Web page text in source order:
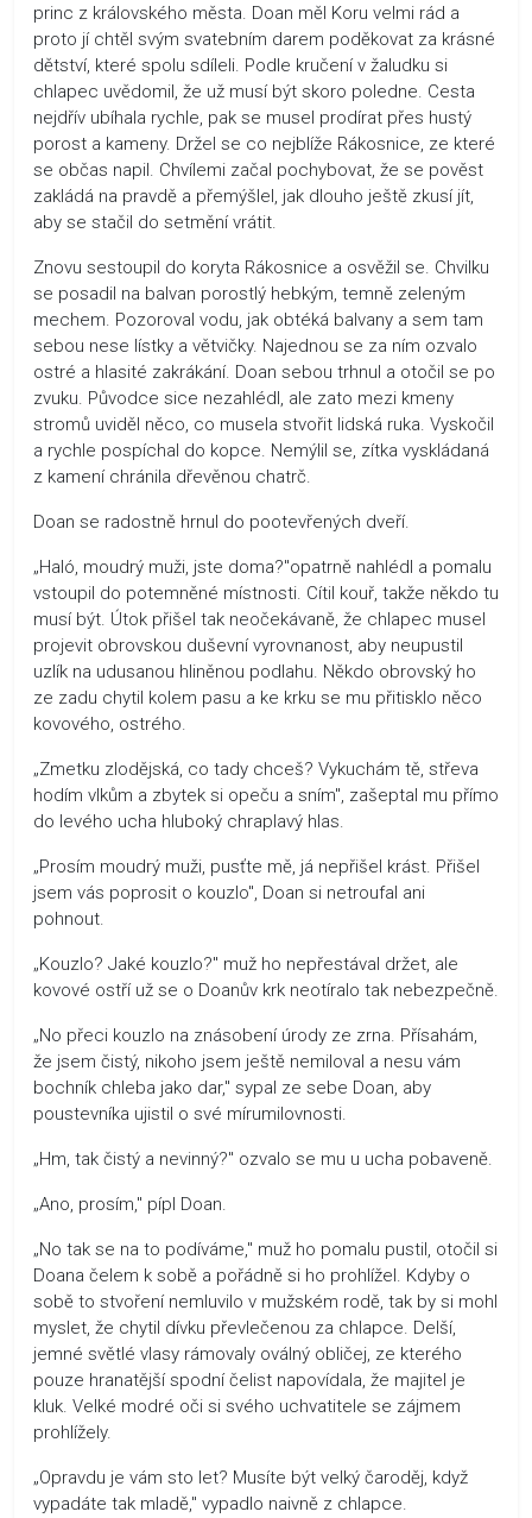
princ z královského města. Doan měl Koru velmi rád a
proto jí chtěl svým svatebním darem poděkovat za krásné
dětství, které spolu sdíleli. Podle kručení v žaludku si
chlapec uvědomil, že už musí být skoro poledne. Cesta
nejdřív ubíhala rychle, pak se musel prodírat přes hustý
porost a kameny. Držel se co nejblíže Rákosnice, ze které
se občas napil. Chvílemi začal pochybovat, že se pověst
zakládá na pravdě a přemýšlel, jak dlouho ještě zkusí jít,
aby se stačil do setmění vrátit.
Znovu sestoupil do koryta Rákosnice a osvěžil se. Chvilku
se posadil na balvan porostlý hebkým, temně zeleným
mechem. Pozoroval vodu, jak obtéká balvany a sem tam
sebou nese lístky a větvičky. Najednou se za ním ozvalo
ostré a hlasité zakrákání. Doan sebou trhnul a otočil se po
zvuku. Původce sice nezahlédl, ale zato mezi kmeny
stromů uviděl něco, co musela stvořit lidská ruka. Vyskočil
a rychle pospíchal do kopce. Nemýlil se, zítka vyskládaná
z kamení chránila dřevěnou chatrč.
Doan se radostně hrnul do pootevřených dveří.
„Haló, moudrý muži, jste doma?"opatrně nahlédl a pomalu
vstoupil do potemněné místnosti. Cítil kouř, takže někdo tu
musí být. Útok přišel tak neočekávaně, že chlapec musel
projevit obrovskou duševní vyrovnanost, aby neupustil
uzlík na udusanou hliněnou podlahu. Někdo obrovský ho
ze zadu chytil kolem pasu a ke krku se mu přitisklo něco
kovového, ostrého.
„Zmetku zlodějská, co tady chceš? Vykuchám tě, střeva
hodím vlkům a zbytek si opeču a sním", zašeptal mu přímo
do levého ucha hluboký chraplavý hlas.
„Prosím moudrý muži, pusťte mě, já nepřišel krást. Přišel
jsem vás poprosit o kouzlo", Doan si netroufal ani
pohnout.
„Kouzlo? Jaké kouzlo?" muž ho nepřestával držet, ale
kovové ostří už se o Doanův krk neotíralo tak nebezpečně.
„No přeci kouzlo na znásobení úrody ze zrna. Přísahám,
že jsem čistý, nikoho jsem ještě nemiloval a nesu vám
bochník chleba jako dar," sypal ze sebe Doan, aby
poustevníka ujistil o své mírumilovnosti.
„Hm, tak čistý a nevinný?" ozvalo se mu u ucha pobaveně.
„Ano, prosím," pípl Doan.
„No tak se na to podíváme," muž ho pomalu pustil, otočil si
Doana čelem k sobě a pořádně si ho prohlížel. Kdyby o
sobě to stvoření nemluvilo v mužském rodě, tak by si mohl
myslet, že chytil dívku převlečenou za chlapce. Delší,
jemné světlé vlasy rámovaly oválný obličej, ze kterého
pouze hranatější spodní čelist napovídala, že majitel je
kluk. Velké modré oči si svého uchvatitele se zájmem
prohlížely.
„Opravdu je vám sto let? Musíte být velký čaroděj, když
vypadáte tak mladě," vypadlo naivně z chlapce.